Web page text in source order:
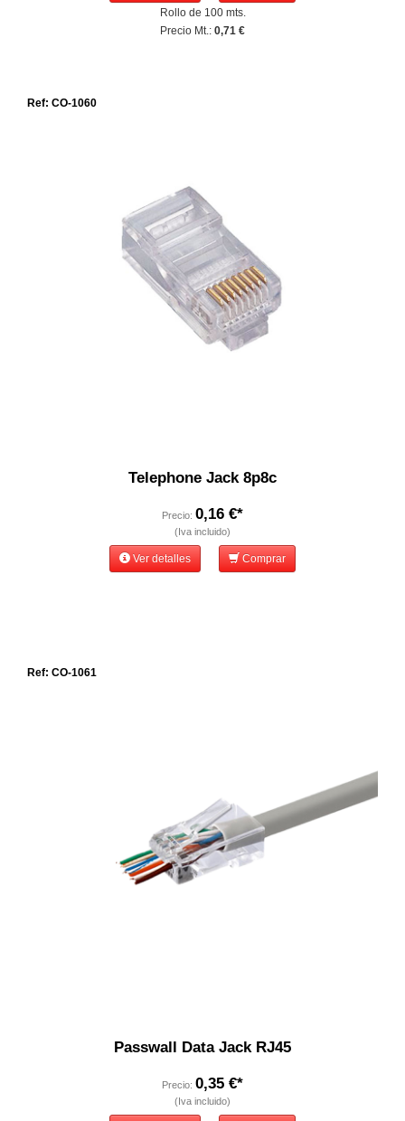
Rollo de 100 mts.
Precio Mt.: 0,71 €
Ref: CO-1060
Telephone Jack 8p8c
Precio: 0,16 €*
(Iva incluido)
Ver detalles Comprar
Ref: CO-1061
Passwall Data Jack RJ45
Precio: 0,35 €*
(Iva incluido)